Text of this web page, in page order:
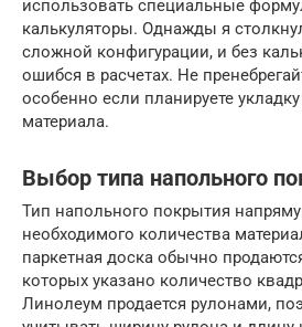
использовать специальные
калькуляторы. Однажды я
сложной конфигурации, и без
ошибся в расчетах. Не
особенно если планируете
материала.
Выбор типа напольного
Тип напольного покрытия
необходимого количества
паркетная доска обычно
которых указано количество
Линолеум продается рулонами,